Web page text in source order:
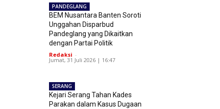
PANDEGLANG
BEM Nusantara Banten Soroti
Unggahan Disparbud
Pandeglang yang Dikaitkan
dengan Partai Politik
Redaksi -
Jumat, 31 Juli 2026 | 16:47
SERANG
Kejari Serang Tahan Kades
Parakan dalam Kasus Dugaan